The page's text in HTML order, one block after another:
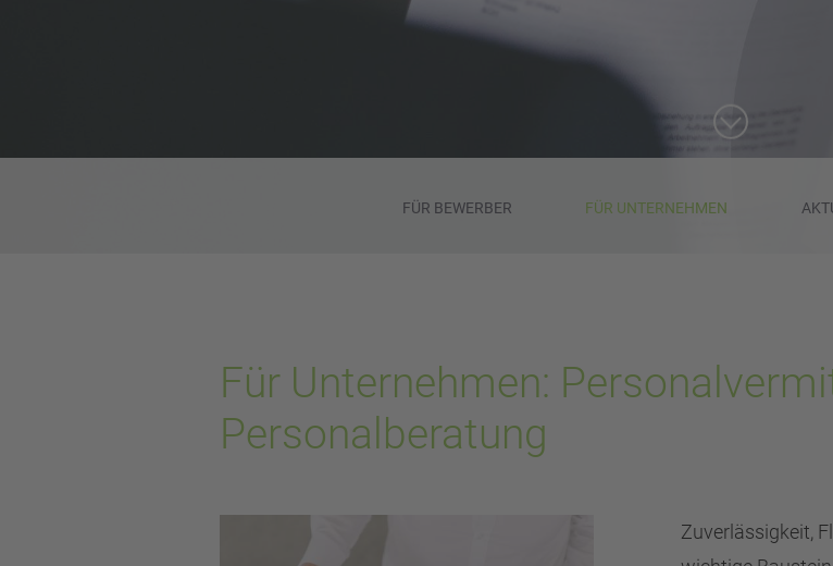
FÜR BEWERBER FÜR UNTERNEHMEN
Für Unternehmen:
Personalberatung
Zuverlässigkeit,